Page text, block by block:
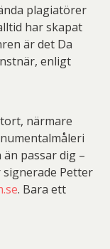
plagiatörer
har skapat
är det Da
enligt
närmare
än passar dig –
Petter
. Bara ett